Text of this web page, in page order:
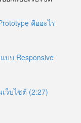
คืออะไร
บบ Responsive
เว็บไซต์ (2:27)